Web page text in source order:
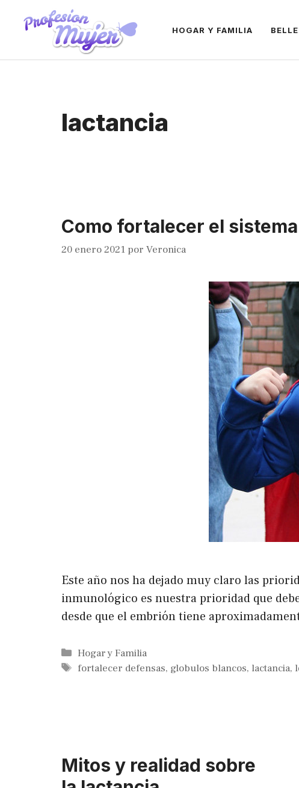
contenido
HOGAR Y FAMILIA
lactancia
Como fortalecer el
20 enero 2021 por Veronica
Este año nos ha dejado muy claro las
inmunológico es nuestra prioridad que
desde que el embrión tiene
Categorías
Hogar y Familia
Etiquetas
fortalecer defensas, globulos blancos, lactancia,
Mitos y realidad sobre